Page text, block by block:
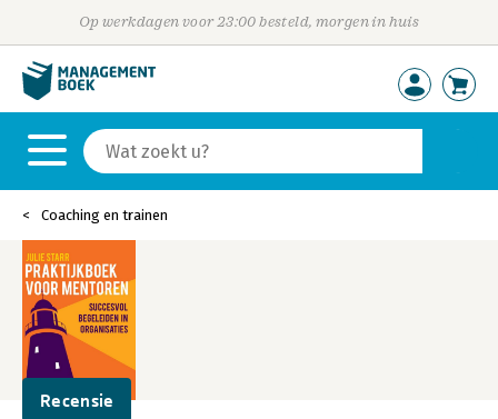
Op werkdagen voor 23:00 besteld, morgen in huis
Coaching en trainen
Recensie